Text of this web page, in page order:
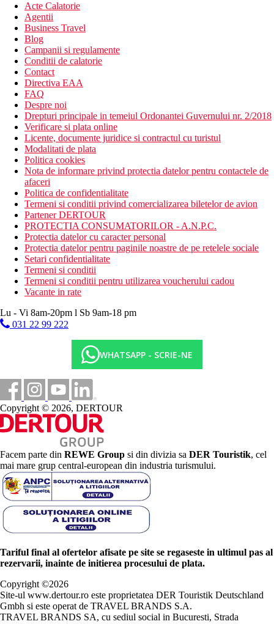
Acte Calatorie
Agentii
Business Travel
Blog
Campanii si regulamente
Conditii de calatorie
Contact
Directiva EAA
FAQ
Despre noi
Drepturi principale in temeiul Ordonantei Guvernului nr. 2/2018
Verificare si plata online
Licente, documente juridice si contractul cu turistul
Modalitati de plata
Politica cookies
Nota de informare privind protectia datelor pentru contactele de
afaceri
Politica de confidentialitate
Termeni si conditii privind comercializarea biletelor de avion
Partener DERTOUR
PROTECTIA CONSUMATORILOR - A.N.P.C.
Protectia datelor cu caracter personal
Protectia datelor pentru paginile noastre de pe retelele sociale
Setari confidentialitate
Termeni si conditii
Termeni si conditii pentru utilizarea voucherului cadou
Vacante in rate
Lu - Vi 8am-20pm l Sb 9am-18 pm
031 22 99 222
WHATSAPP - SCRIE-NE
Copyright © 2026, DERTOUR
Facem parte din REWE Group si din divizia sa DER Touristik, cel
mai mare grup central-european din industria turismului.
Tariful final al ofertelor afisate pe site se regaseste in ultimul pas al
rezervarii, inainte de initierea procesului de plata.
Copyright ©2026
Site-ul www.dertour.ro este proprietatea DER Touristik Deutschland
Gmbh si este operat de TRAVEL BRANDS S.A.
TRAVEL BRANDS SA, cu sediul social in Bucuresti, Strada